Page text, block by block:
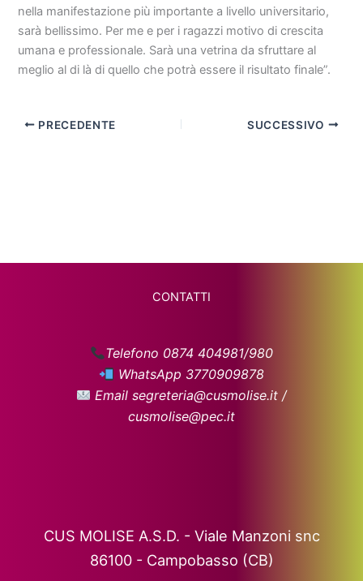
nella manifestazione più importante a livello universitario,
sarà bellissimo. Per me e per i ragazzi motivo di crescita
umana e professionale. Sarà una vetrina da sfruttare al
meglio al di là di quello che potrà essere il risultato finale”.
PRECEDENTE SUCCESSIVO
CONTATTI
Telefono 0874 404981/980
WhatsApp 3770909878
Email segreteria@cusmolise.it /
cusmolise@pec.it
CUS MOLISE A.S.D. - Viale Manzoni snc
86100 - Campobasso (CB)